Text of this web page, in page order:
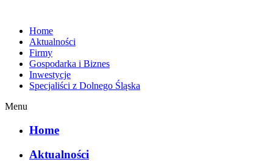
Home
Aktualności
Firmy
Gospodarka i Biznes
Inwestycje
Specjaliści z Dolnego Śląska
Menu
Home
Aktualności